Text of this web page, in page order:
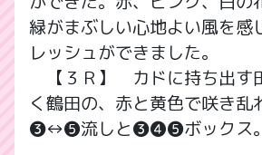
緑がまぶしい心地よい風を感
レッシュができました。
【３Ｒ】 カドに持ち出す
く鶴田の、赤と黄色で咲き
❸↔❺流しと❸❹❺ボックス。